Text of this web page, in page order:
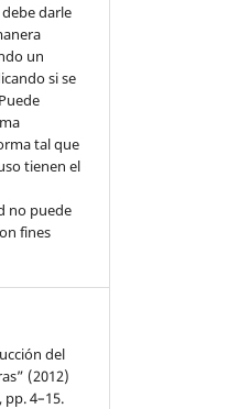
darle
un
si se
tal que
tienen el
no puede
fines
del
(2012)
pp. 4–15.